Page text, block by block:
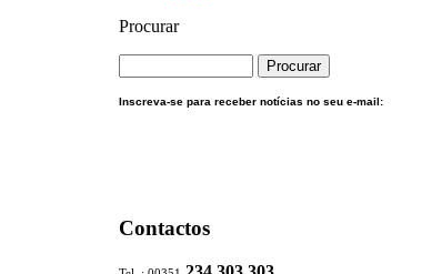
Procurar
Inscreva-se para receber notícias no seu e-mail:
Contactos